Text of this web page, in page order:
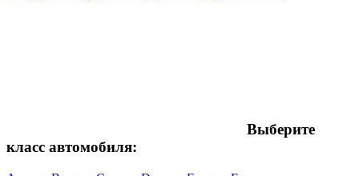
Выберите
класс автомобиля: